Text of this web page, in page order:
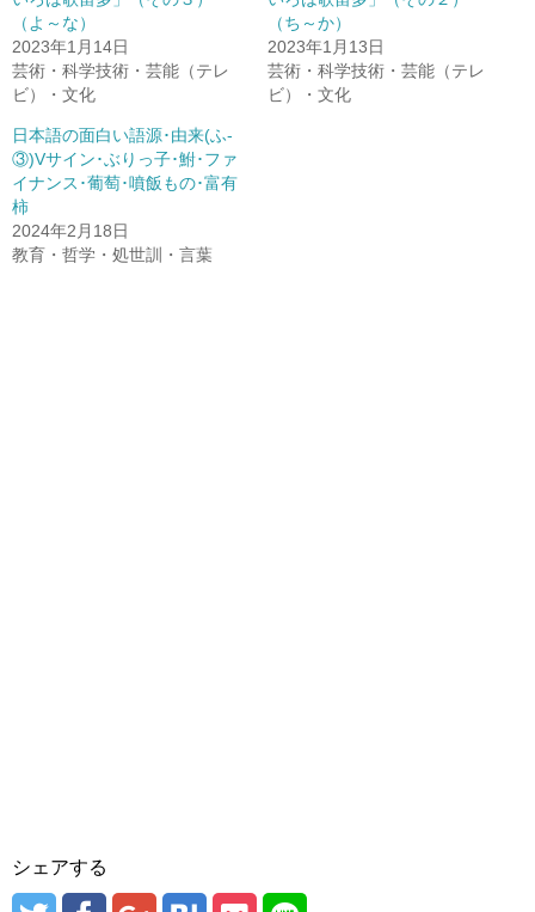
（よ～な）
2023年1月14日
芸術・科学技術・芸能（テレ
ビ）・文化
（ち～か）
2023年1月13日
芸術・科学技術・芸能（テレ
ビ）・文化
日本語の面白い語源･由来(ふ-
③)Vサイン･ぶりっ子･鮒･ファ
イナンス･葡萄･噴飯もの･富有
柿
2024年2月18日
教育・哲学・処世訓・言葉
シェアする